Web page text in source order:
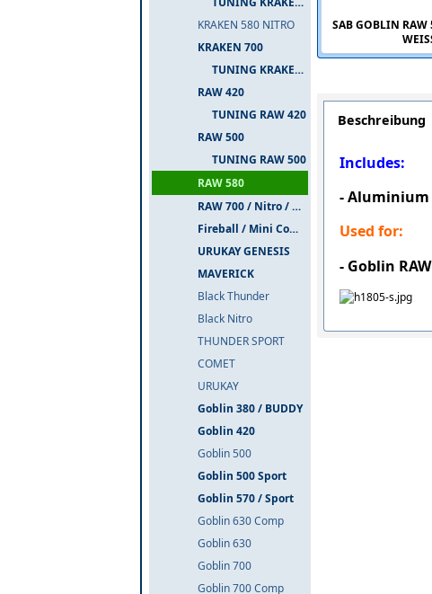
KRAKEN 580 NITRO
KRAKEN 700
TUNING KRAKEN 700
RAW 420
TUNING RAW 420
RAW 500
TUNING RAW 500
RAW 580
RAW 700 / Nitro / PIUMA
Fireball / Mini Comet
URUKAY GENESIS
MAVERICK
Black Thunder
Black Nitro
THUNDER SPORT
COMET
URUKAY
Goblin 380 / BUDDY
Goblin 420
Goblin 500
Goblin 500 Sport
Goblin 570 / Sport
Goblin 630 Comp
Goblin 630
Goblin 700
Goblin 700 Comp
SAB GOBLIN RAW
Beschreibung
Includes:
- Aluminium
Used for:
- Goblin